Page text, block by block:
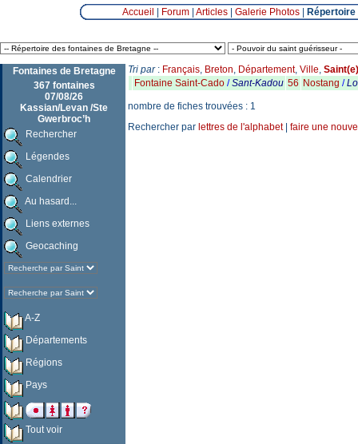
Accueil Forum| Articles| Galerie Photos|
Fontaines de Bretagne
367 fontaines
07/08/26
Kassian/Levan /Ste
Gwerbroc’h
Rechercher
Légendes
Calendrier
Au hasard...
Liens externes
Geocaching
A-Z
Départements
Régions
Pays
Tout voir
Tri par: Français, Breton, Département, Ville, Saint(e)
Fontaine Saint-Cado /Sant-Kadou 56 Nostang /
nombre de fiches trouvées : 1
Rechercher par lettres de l'alphabet| faire une